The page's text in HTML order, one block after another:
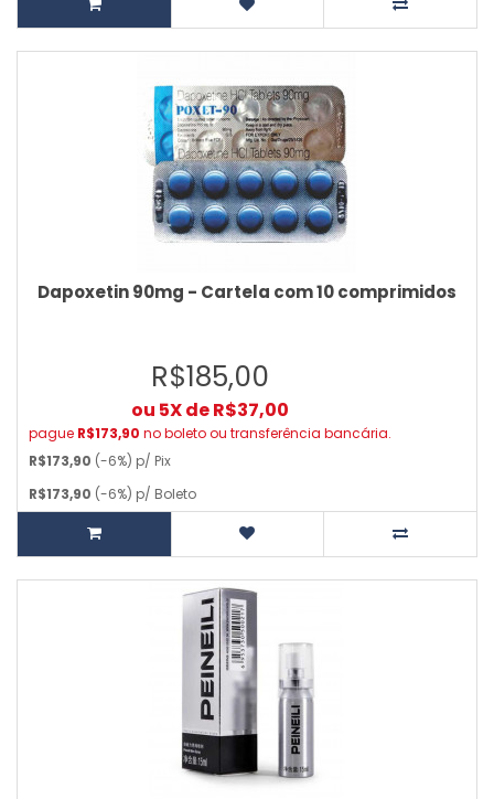
Dapoxetin 90mg - Cartela com 10 comprimidos
R$185,00
ou 5X de R$37,00
pague R$173,90 no boleto ou transferência bancária.
R$173,90 (-6%) p/ Pix
R$173,90 (-6%) p/ Boleto